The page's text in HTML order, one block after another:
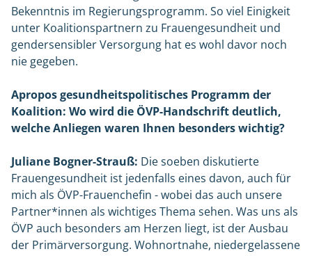
Bekenntnis im Regierungsprogramm. So viel Einigkeit
unter Koalitionspartnern zu Frauengesundheit und
gendersensibler Versorgung hat es wohl davor noch
nie gegeben.
Apropos gesundheitspolitisches Programm der
Koalition: Wo wird die ÖVP-Handschrift deutlich,
welche Anliegen waren Ihnen besonders wichtig?
Juliane Bogner-Strauß: Die soeben diskutierte
Frauengesundheit ist jedenfalls eines davon, auch für
mich als ÖVP-Frauenchefin - wobei das auch unsere
Partner*innen als wichtiges Thema sehen. Was uns als
ÖVP auch besonders am Herzen liegt, ist der Ausbau
der Primärversorgung. Wohnortnahe, niedergelassene